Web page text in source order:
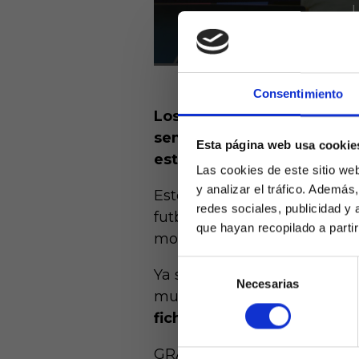
Consentimiento
Esta página web usa
Las cookies de este sitio
y analizar el tráfico.
redes sociales, publicidad y
que hayan recopilado a
de
consentimiento
Necesarias
mayores de
de
Los clubes ya están
semana, pero todavía
estival.
Esto supone un enorme
futbolistas, ya que con la
movimientos se realiza
Ya se ha disputado una
mucho movimiento en el
fichajes
a un coste menos
GRAN PROBLEMA PARA